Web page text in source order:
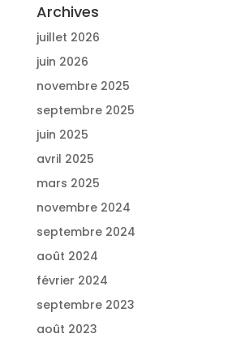
Archives
juillet 2026
juin 2026
novembre 2025
septembre 2025
juin 2025
avril 2025
mars 2025
novembre 2024
septembre 2024
août 2024
février 2024
septembre 2023
août 2023